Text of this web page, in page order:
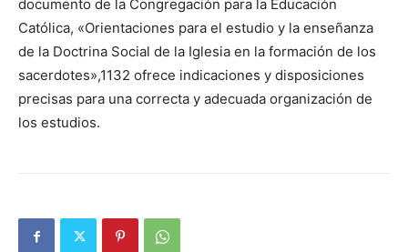
documento de la Congregación para la Edu­cación
Católica, «Orientaciones para el estudio y la enseñanza
de la Doctrina Social de la Iglesia en la formación de los
sacerdotes»,1132 ofrece indicaciones y disposiciones
precisas para una correcta y adecuada organización de
los estudios.